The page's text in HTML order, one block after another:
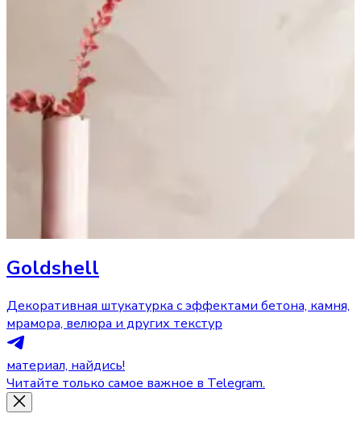
Goldshell
Декоративная штукатурка с эффектами бетона, камня,
мрамора, велюра и других текстур
материал, найдись!
Читайте только самое важное в Telegram.